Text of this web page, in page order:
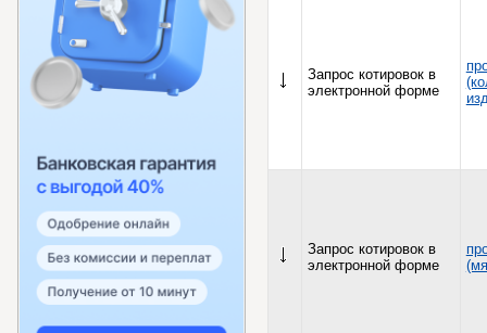
Запрос котировок в
электронной форме
Запрос котировок в
электронной форме